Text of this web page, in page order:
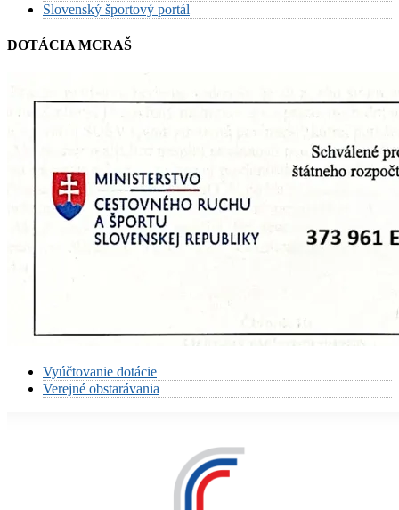
Slovenský športový portál
DOTÁCIA MCRAŠ
Vyúčtovanie dotácie
Verejné obstarávania